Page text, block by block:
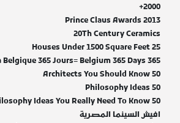
2000+
2013 Prince Claus Awards
20Th Century Ceramics
25 Houses Under 1500 Square Feet
365 Dagen Belgie = La Belgique 365 Jours= Belgium 365 Days
50 Architects You Should Know
50 Philosophy Ideas
50 Philosophy Ideas You Really Need To Know
افيش السينما المصرية